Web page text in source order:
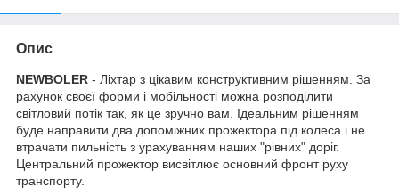
Опис
NEWBOLER - Ліхтар з цікавим конструктивним рішенням. За
рахунок своєї форми і мобільності можна розподілити
світловий потік так, як це зручно вам. Ідеальним рішенням
буде направити два допоміжних прожектора під колеса і не
втрачати пильність з урахуванням наших "рівних" доріг.
Центральний прожектор висвітлює основний фронт руху
транспорту.